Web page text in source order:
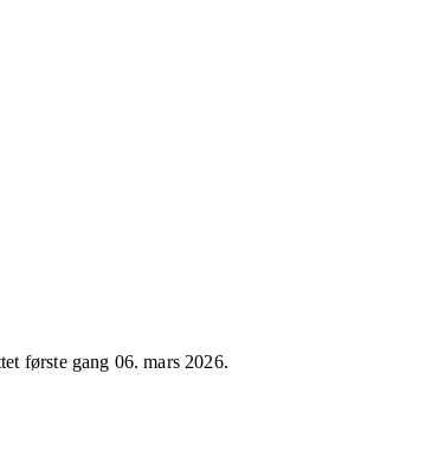
første gang 06. mars 2026.